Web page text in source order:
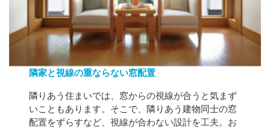
隣家と視線の重ならない窓配置
隣りあう住まいでは、窓からの視線が合うと気まず
いこともあります。そこで、隣りあう建物同士の窓
配置をずらすなど、視線が合わない設計を工夫。お